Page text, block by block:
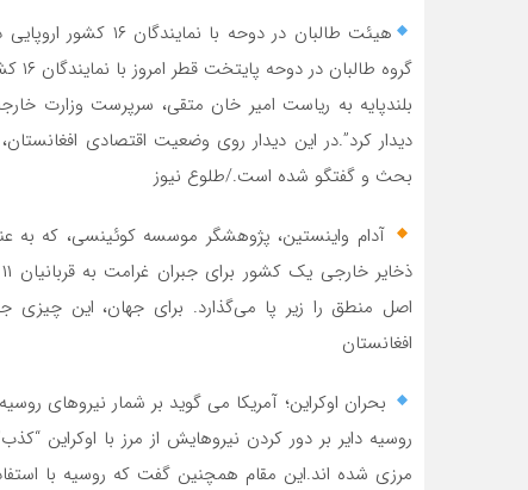
هیئت طالبان در
دیدار کرد”.در این دیدار روی وضعیت اقتصادی
بحث و گفتگو شده است./طلوع نیوز
آدام واینستین، پژوهشگر موسسه کوئینسی، که به
اصل منطق را زیر پا می‌گذارد. برای جهان، این
افغانستان
بحران اوکراین؛ آمریکا می گوید بر شمار نیروهای
مرزی شده اند.این مقام همچنین گفت که روسیه با